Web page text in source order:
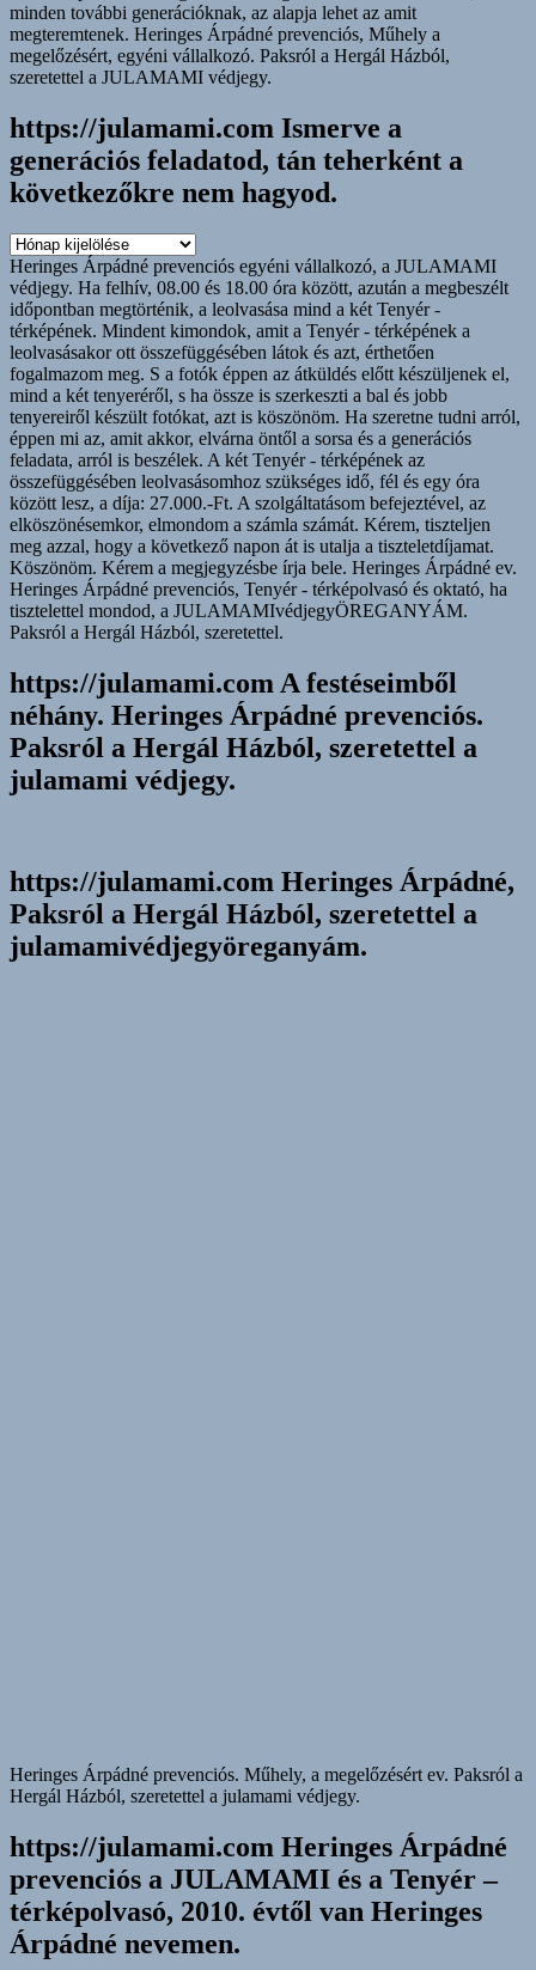
https://julamami.com Ismerve a
generációs feladatod, tán teherként a
következőkre nem hagyod.
https://julamami.com
Ismerve
a
generációs
feladatod,
tán
teherként
a
következőkre
nem
hagyod.
Heringes Árpádné prevenciós egyéni vállalkozó, a JULAMAMI
védjegy. Ha felhív, 08.00 és 18.00 óra között, azután a megbeszélt
időpontban megtörténik, a leolvasása mind a két Tenyér -
térképének. Mindent kimondok, amit a Tenyér - térképének a
leolvasásakor ott összefüggésében látok és azt, érthetően
fogalmazom meg. S a fotók éppen az átküldés előtt készüljenek el,
mind a két tenyeréről, s ha össze is szerkeszti a bal és jobb
tenyereiről készült fotókat, azt is köszönöm. Ha szeretne tudni arról,
éppen mi az, amit akkor, elvárna öntől a sorsa és a generációs
feladata, arról is beszélek. A két Tenyér - térképének az
összefüggésében leolvasásomhoz szükséges idő, fél és egy óra
között lesz, a díja: 27.000.-Ft. A szolgáltatásom befejeztével, az
elköszönésemkor, elmondom a számla számát. Kérem, tiszteljen
meg azzal, hogy a következő napon át is utalja a tiszteletdíjamat.
Köszönöm. Kérem a megjegyzésbe írja bele. Heringes Árpádné ev.
Heringes Árpádné prevenciós, Tenyér - térképolvasó és oktató, ha
tisztelettel mondod, a JULAMAMIvédjegyÖREGANYÁM.
Paksról a Hergál Házból, szeretettel.
https://julamami.com A festéseimből
néhány. Heringes Árpádné prevenciós.
Paksról a Hergál Házból, szeretettel a
julamami védjegy.
https://julamami.com Heringes Árpádné,
Paksról a Hergál Házból, szeretettel a
julamamivédjegyöreganyám.
Heringes Árpádné prevenciós. Műhely, a megelőzésért ev. Paksról a
Hergál Házból, szeretettel a julamami védjegy.
https://julamami.com Heringes Árpádné
prevenciós a JULAMAMI és a Tenyér –
térképolvasó, 2010. évtől van Heringes
Árpádné nevemen.